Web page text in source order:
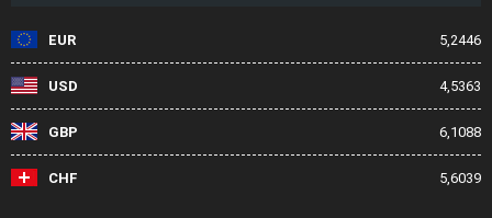
EUR 5,2446
USD 4,5363
GBP 6,1088
CHF 5,6039